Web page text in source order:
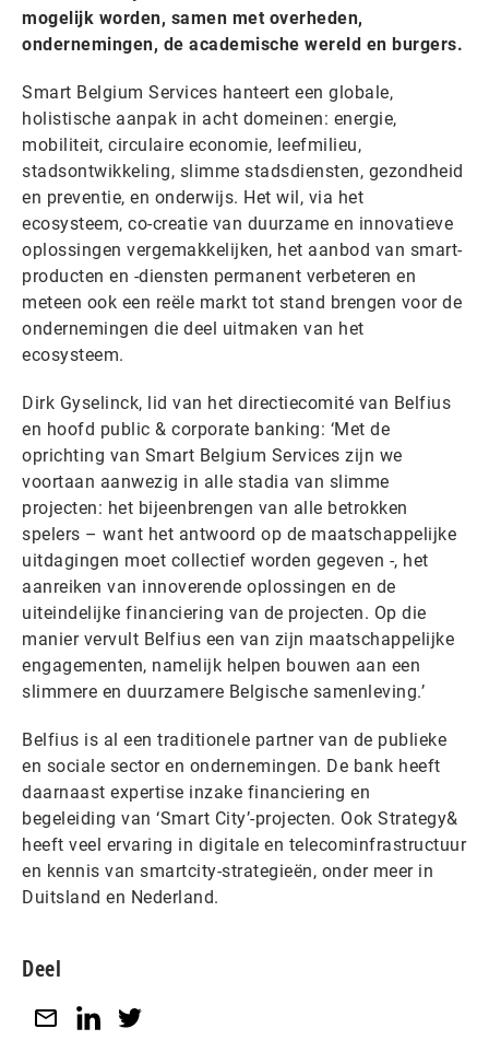
mogelijk worden, samen met overheden,
ondernemingen, de academische wereld en burgers.
Smart Belgium Services hanteert een globale,
holistische aanpak in acht domeinen: energie,
mobiliteit, circulaire economie, leefmilieu,
stadsontwikkeling, slimme stadsdiensten, gezondheid
en preventie, en onderwijs. Het wil, via het
ecosysteem, co-creatie van duurzame en innovatieve
oplossingen vergemakkelijken, het aanbod van smart-
producten en -diensten permanent verbeteren en
meteen ook een reële markt tot stand brengen voor de
ondernemingen die deel uitmaken van het
ecosysteem.
Dirk Gyselinck, lid van het directiecomité van Belfius
en hoofd public & corporate banking: ‘Met de
oprichting van Smart Belgium Services zijn we
voortaan aanwezig in alle stadia van slimme
projecten: het bijeenbrengen van alle betrokken
spelers – want het antwoord op de maatschappelijke
uitdagingen moet collectief worden gegeven -, het
aanreiken van innoverende oplossingen en de
uiteindelijke financiering van de projecten. Op die
manier vervult Belfius een van zijn maatschappelijke
engagementen, namelijk helpen bouwen aan een
slimmere en duurzamere Belgische samenleving.’
Belfius is al een traditionele partner van de publieke
en sociale sector en ondernemingen. De bank heeft
daarnaast expertise inzake financiering en
begeleiding van ‘Smart City’-projecten. Ook Strategy&
heeft veel ervaring in digitale en telecominfrastructuur
en kennis van smartcity-strategieën, onder meer in
Duitsland en Nederland.
Deel